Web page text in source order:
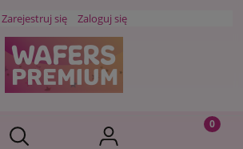
Zarejestruj się Zaloguj się